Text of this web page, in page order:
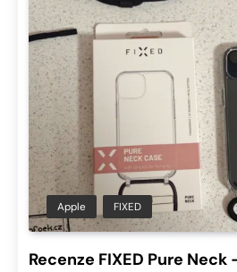
Apple FIXED
Recenze FIXED Pure